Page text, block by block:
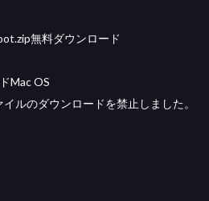
無料ダウンロード
Mac OS
ルのダウンロードを禁止しました。